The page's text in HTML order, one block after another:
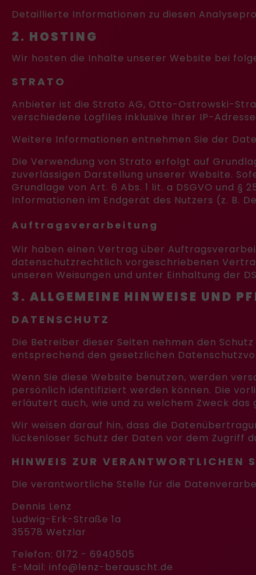
Detaillierte Informationen zu diesen
2. HOSTING
Wir hosten die Inhalte unserer Website bei
STRATO
Anbieter ist die Strato AG, Otto-Ostrowski-
verschiedene Logfiles inklusive Ihrer IP-
Weitere Informationen entnehmen Sie der
Die Verwendung von Strato erfolgt auf
zuverlässigen Darstellung unserer Website.
Grundlage von Art. 6 Abs. 1 lit. a DSGVO und §
Informationen im Endgerät des Nutzers (z. B.
Auftragsverarbeitung
Wir haben einen Vertrag über
datenschutzrechtlich vorgeschriebenen
unseren Weisungen und unter Einhaltung der
3. ALLGEMEINE HINWEISE UND
DATENSCHUTZ
Die Betreiber dieser Seiten nehmen den
entsprechend den gesetzlichen
Wenn Sie diese Website benutzen, werden
persönlich identifiziert werden können. Die
erläutert auch, wie und zu welchem Zweck das
Wir weisen darauf hin, dass die
lückenloser Schutz der Daten vor dem Zugriff
HINWEIS ZUR VERANTWORTLICHEN
Die verantwortliche Stelle für die
Dennis Lenz
Ludwig-Erk-Straße 1a
35578 Wetzlar
Telefon: 0172 - 6940505
E-Mail: info@lenz-berauscht.de